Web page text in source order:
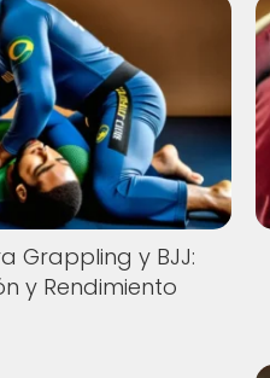
Grappling y BJJ:
y Rendimiento